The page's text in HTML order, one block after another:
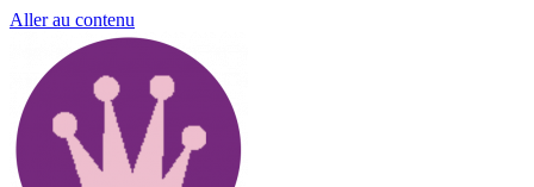
Aller au contenu